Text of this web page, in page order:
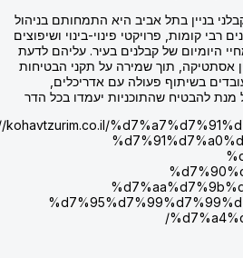
בתל אביב היא התמחותם בניהול
פרויקטי פינוי-בינוי ושיפוצים
של קבלנים בעיר. עליהם לדעת
תוך שמירה על תקני הבטיחות
בשיתוף פעולה עם אדריכלים,
שהתוכניות יעמדו בכל הדר
https://kohavtzurim.co.il/